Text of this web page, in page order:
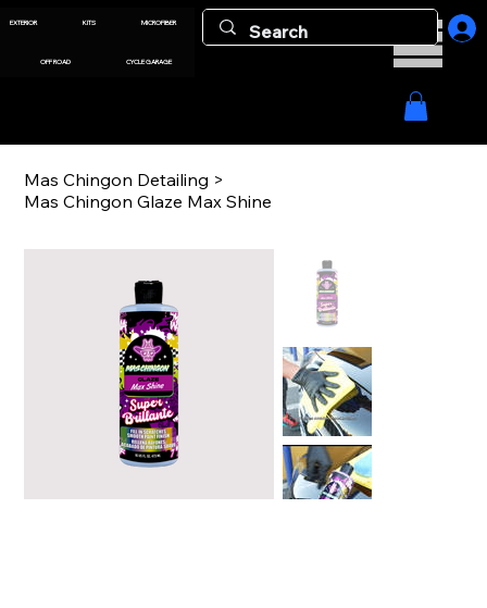
EXTERIOR KITS MICROFIBER
OFF ROAD CYCLE GARAGE
Mas Chingon Detailing >
Mas Chingon Glaze Max Shine